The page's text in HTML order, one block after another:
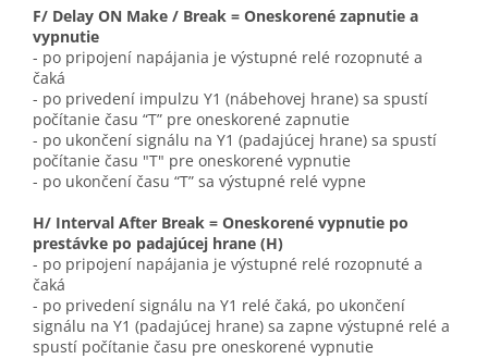
F/ Delay ON Make / Break = Oneskorené zapnutie a
vypnutie
- po pripojení napájania je výstupné relé rozopnuté a
čaká
- po privedení impulzu Y1 (nábehovej hrane) sa spustí
počítanie času “T” pre oneskorené zapnutie
- po ukončení signálu na Y1 (padajúcej hrane) sa spustí
počítanie času "T" pre oneskorené vypnutie
- po ukončení času “T” sa výstupné relé vypne
H/ Interval After Break = Oneskorené vypnutie po
prestávke po padajúcej hrane (H)
- po pripojení napájania je výstupné relé rozopnuté a
čaká
- po privedení signálu na Y1 relé čaká, po ukončení
signálu na Y1 (padajúcej hrane) sa zapne výstupné relé a
spustí počítanie času pre oneskorené vypnutie